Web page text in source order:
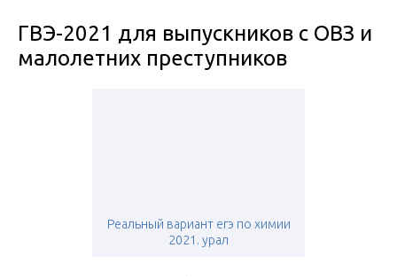
ГВЭ-2021 для выпускников с ОВЗ и
малолетних преступников
Реальный вариант егэ по химии
2021. урал